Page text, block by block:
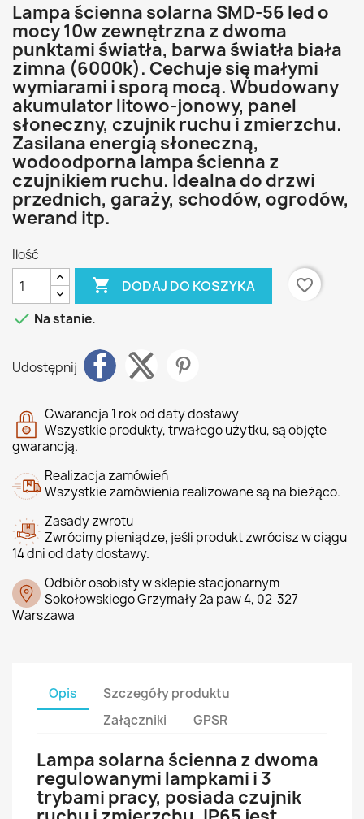
Lampa ścienna solarna SMD-56 led o
mocy 10w zewnętrzna z dwoma
punktami światła, barwa światła biała
zimna (6000k). Cechuje się małymi
wymiarami i sporą mocą. Wbudowany
akumulator litowo-jonowy, panel
słoneczny, czujnik ruchu i zmierzchu.
Zasilana energią słoneczną,
wodoodporna lampa ścienna z
czujnikiem ruchu. Idealna do drzwi
przednich, garaży, schodów, ogrodów,
werand itp.
Ilość
 DODAJ DO KOSZYKA
favorite_border
 Na stanie.
Udostępnij
Gwarancja 1 rok od daty dostawy
Wszystkie produkty, trwałego użytku, są objęte
gwarancją.
Realizacja zamówień
Wszystkie zamówienia realizowane są na bieżąco.
Zasady zwrotu
Zwrócimy pieniądze, jeśli produkt zwrócisz w ciągu
14 dni od daty dostawy.
Odbiór osobisty w sklepie stacjonarnym
Sokołowskiego Grzymały 2a paw 4, 02-327
Warszawa
Opis
Szczegóły produktu
Załączniki
GPSR
Lampa solarna ścienna z dwoma
regulowanymi lampkami i 3
trybami pracy, posiada czujnik